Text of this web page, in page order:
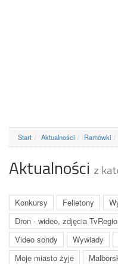
Start Aktualności Ramówki
Aktualności z
Konkursy Felietony
Dron - wideo, zdjęcia
Video sondy
Wywiady
Moje miasto żyje